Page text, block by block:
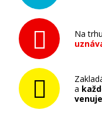
Na trhu
a
venuje